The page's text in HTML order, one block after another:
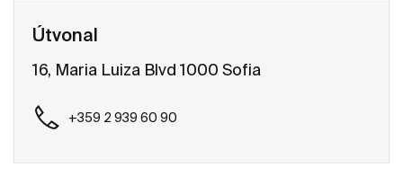
Útvonal
16, Maria Luiza Blvd 1000 Sofia
+359 2 939 60 90